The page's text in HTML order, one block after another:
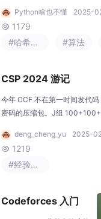
道为什么差距这么大。的变
量相等/不等的约束条件，
请判定是否可以分别为每一
足。那题很像，但是有问
题，就是不等于的关系是不
可以传递的。最后一个问
组，所以要么使用离散化要
么使用哈希，可以点击前置
知识中的链接。应该先把所
Python啥也不懂 2025-
 1179
#哈希算法
#算法
CSP 2024 游记
今年 CCF 不在第一时间发代
密码的压缩包。J组
多测一定要清空。数据范围不
想最优解法，看自己认为的正
过于相信自己的常数，时间复
机上跑一遍肯定没错，还能防
deng_cheng_yu 2025-
 1219
#经验分享
Codeforces 入门